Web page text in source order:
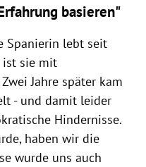
basieren"
Spanierin lebt seit
ist sie mit
Jahre später kam
- und damit leider
Hindernisse.
haben wir die
wurde uns auch